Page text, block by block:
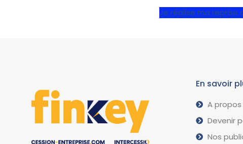
Je réalise ma reprise
En savoir
A
Devenir
Nos